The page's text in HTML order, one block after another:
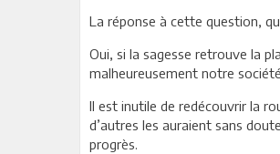
La réponse à cette question,
Oui, si la sagesse retrouve la
malheureusement notre
Il est inutile de redécouvrir la
d’autres les auraient sans
progrès.